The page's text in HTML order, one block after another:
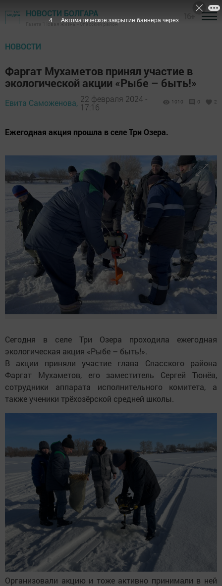
НОВОСТИ БОЛГАРА
Газета "Новая жизнь" - Спасский район
НОВОСТИ
Фаргат Мухаметов принял участие в
экологической акции «Рыбе – быть!»
Евита Саможенова, 22 февраля 2024 -
17:16
1010 0 2
Ежегодная акция прошла в селе Три Озера.
Сегодня в селе Три Озера проходила ежегодная
экологическая акция «Рыбе – быть!».
В акции приняли участие глава Спасского района
Фаргат Мухаметов, его заместитель Сергей Тюнёв,
сотрудники аппарата исполнительного комитета, а
также ученики трёхозёрской средней школы.
Организовали акцию и тоже активно принимали в ней
2 Автоматическое закрытие баннера через